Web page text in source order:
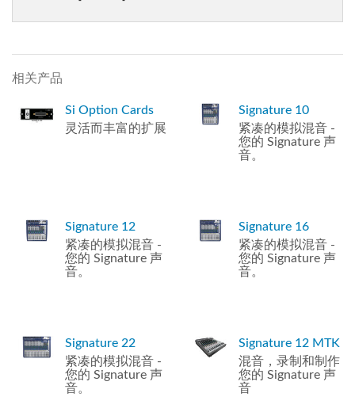
相关产品
Si Option Cards
灵活而丰富的扩展
Signature 10
紧凑的模拟混音 -
您的 Signature 声
音。
Signature 12
紧凑的模拟混音 -
您的 Signature 声
音。
Signature 16
紧凑的模拟混音 -
您的 Signature 声
音。
Signature 22
紧凑的模拟混音 -
您的 Signature 声
音。
Signature 12 MTK
混音，录制和制作
您的 Signature 声
音